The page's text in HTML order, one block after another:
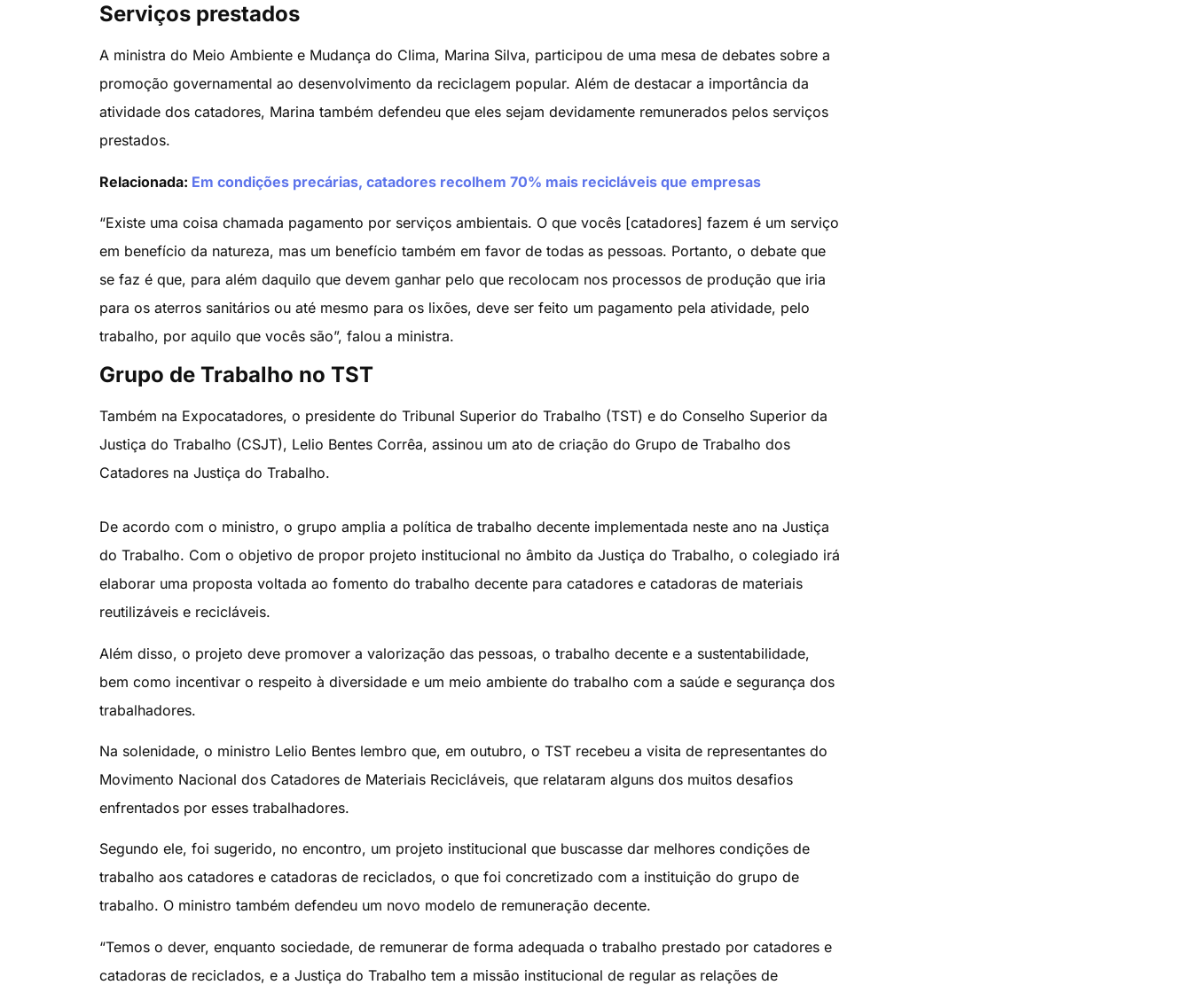
Serviços prestados
A ministra do Meio Ambiente e Mudança do Clima, Marina Silva, participou de uma mesa de debates sobre a
promoção governamental ao desenvolvimento da reciclagem popular. Além de destacar a importância da
atividade dos catadores, Marina também defendeu que eles sejam devidamente remunerados pelos serviços
prestados.
Relacionada: Em condições precárias, catadores recolhem 70% mais recicláveis que empresas
“Existe uma coisa chamada pagamento por serviços ambientais. O que vocês [catadores] fazem é um serviço
em benefício da natureza, mas um benefício também em favor de todas as pessoas. Portanto, o debate que
se faz é que, para além daquilo que devem ganhar pelo que recolocam nos processos de produção que iria
para os aterros sanitários ou até mesmo para os lixões, deve ser feito um pagamento pela atividade, pelo
trabalho, por aquilo que vocês são”, falou a ministra.
Grupo de Trabalho no TST
Também na Expocatadores, o presidente do Tribunal Superior do Trabalho (TST) e do Conselho Superior da
Justiça do Trabalho (CSJT), Lelio Bentes Corrêa, assinou um ato de criação do Grupo de Trabalho dos
Catadores na Justiça do Trabalho.
De acordo com o ministro, o grupo amplia a política de trabalho decente implementada neste ano na Justiça
do Trabalho. Com o objetivo de propor projeto institucional no âmbito da Justiça do Trabalho, o colegiado irá
elaborar uma proposta voltada ao fomento do trabalho decente para catadores e catadoras de materiais
reutilizáveis e recicláveis.
Além disso, o projeto deve promover a valorização das pessoas, o trabalho decente e a sustentabilidade,
bem como incentivar o respeito à diversidade e um meio ambiente do trabalho com a saúde e segurança dos
trabalhadores.
Na solenidade, o ministro Lelio Bentes lembro que, em outubro, o TST recebeu a visita de representantes do
Movimento Nacional dos Catadores de Materiais Recicláveis, que relataram alguns dos muitos desafios
enfrentados por esses trabalhadores.
Segundo ele, foi sugerido, no encontro, um projeto institucional que buscasse dar melhores condições de
trabalho aos catadores e catadoras de reciclados, o que foi concretizado com a instituição do grupo de
trabalho. O ministro também defendeu um novo modelo de remuneração decente.
“Temos o dever, enquanto sociedade, de remunerar de forma adequada o trabalho prestado por catadores e
catadoras de reciclados, e a Justiça do Trabalho tem a missão institucional de regular as relações de